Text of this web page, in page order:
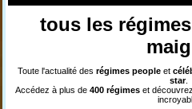
tous les
Toute l'actualité desrégimespeopleet
star.
Accédez à plus de400 régimeset